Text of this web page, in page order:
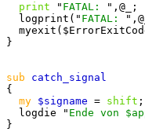
print " FATAL:
",@_;
  logprint("
FATAL:
}
sub
catch_signal
{
my $signame = shift ;
  logdie "
Ende von
}